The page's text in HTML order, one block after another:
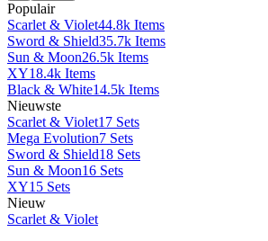
Populair
Scarlet & Violet44.8k Items
Sword & Shield35.7k Items
Sun & Moon26.5k Items
XY18.4k Items
Black & White14.5k Items
Nieuwste
Scarlet & Violet17 Sets
Mega Evolution7 Sets
Sword & Shield18 Sets
Sun & Moon16 Sets
XY15 Sets
Nieuw
Scarlet & Violet